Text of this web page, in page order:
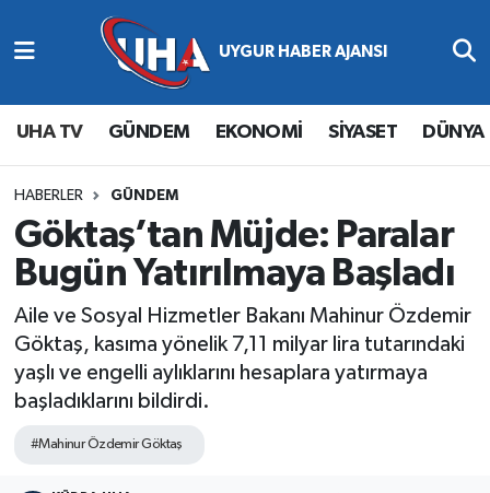
UHA TV GÜNDEM EKONOMİ SİYASET DÜNYA
HABERLER GÜNDEM
Göktaş’tan Müjde: Paralar
Bugün Yatırılmaya Başladı
Aile ve Sosyal Hizmetler Bakanı Mahinur Özdemir
Göktaş, kasıma yönelik 7,11 milyar lira tutarındaki
yaşlı ve engelli aylıklarını hesaplara yatırmaya
başladıklarını bildirdi.
#Mahinur Özdemir Göktaş
Abone Ol
Gündem
Ekonomi
Magazin
Siyaset
Nöbetçi Eczaneler
Hava Durumu
Namaz Vakitleri
Trafik Durumu
Süper Lig Puan Durumu ve Fikstür
Tüm Manşetler